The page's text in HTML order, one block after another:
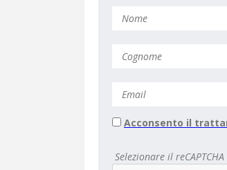
Acconsento il
Selezionare il reCAPTCHA